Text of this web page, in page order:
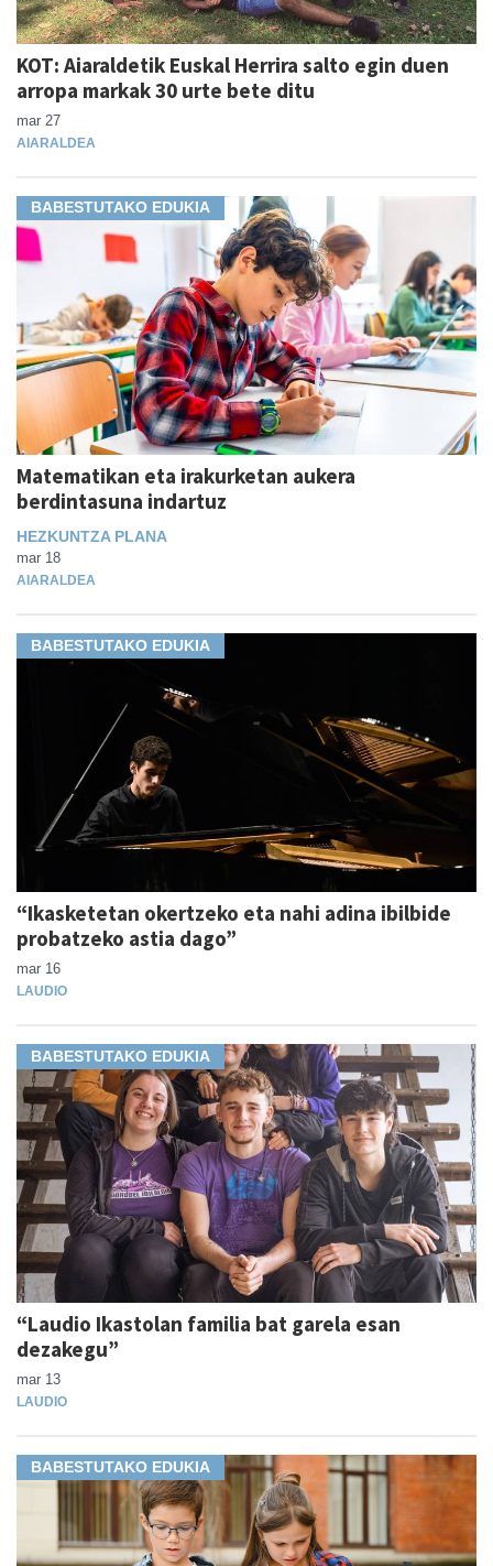
KOT: Aiaraldetik Euskal Herrira salto egin duen
arropa markak 30 urte bete ditu
mar 27
AIARALDEA
BABESTUTAKO EDUKIA
Matematikan eta irakurketan aukera
berdintasuna indartuz
HEZKUNTZA PLANA
mar 18
AIARALDEA
BABESTUTAKO EDUKIA
“Ikasketetan okertzeko eta nahi adina ibilbide
probatzeko astia dago”
mar 16
LAUDIO
BABESTUTAKO EDUKIA
“Laudio Ikastolan familia bat garela esan
dezakegu”
mar 13
LAUDIO
BABESTUTAKO EDUKIA